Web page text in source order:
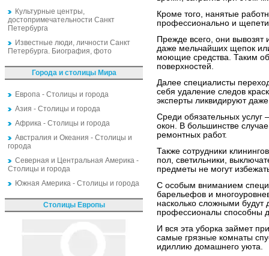
Культурные центры,
достопримечательности Санкт
Петербурга
Известные люди, личности Санкт
Петербурга. Биография, фото
Города и столицы Мира
Европа - Столицы и города
Азия - Столицы и города
Африка - Столицы и города
Австралия и Океания - Столицы и
города
Северная и Центральная Америка -
Столицы и города
Южная Америка - Столицы и города
Столицы Европы
Кроме того, нанятые
профессионально и
Прежде всего, они вывозят
даже мельчайших щепок
моющие средства. Таким
поверхностей.
Далее специалисты
себя удаление следов
эксперты ликвидируют
Среди обязательных услуг
окон. В большинстве
ремонтных работ.
Также сотрудники
пол, светильники,
предметы не могут
С особым вниманием
барельефов и
насколько сложными будут
профессионалы способны
И вся эта уборка займет
самые грязные комнаты
идиллию домашнего уюта.